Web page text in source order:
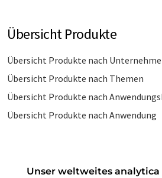
Übersicht Produkte
Übersicht Produkte nach
Übersicht Produkte nach Themen
Übersicht Produkte nach
Übersicht Produkte nach Anwendung
Unser weltweites analytica